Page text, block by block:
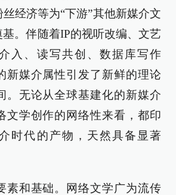
经济等为“下游”其他新媒介文
。伴随着IP的视听改编、文艺
入、读写共创、数据库写作
新媒介属性引发了新鲜的理论
。无论从全球基建化的新媒介
文学创作的网络性来看，都印
时代的产物，天然具备显著
素和基础。网络文学广为流传